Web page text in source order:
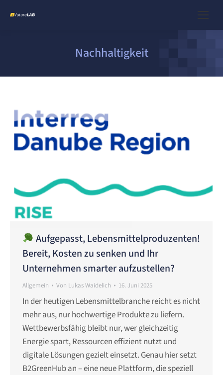
Nachhaltigkeit
Aufgepasst, Lebensmittelproduzenten!
Bereit, Kosten zu senken und Ihr
Unternehmen smarter aufzustellen?
Allgemein Von Lukas Waidelich 16. Juni 2025
In der heutigen Lebensmittelbranche reicht es nicht
mehr aus, nur hochwertige Produkte zu liefern.
Wettbewerbsfähig bleibt nur, wer gleichzeitig
Energie spart, Ressourcen effizient nutzt und
digitale Lösungen gezielt einsetzt. Genau hier setzt
B2GreenHub an – eine neue Plattform, die speziell